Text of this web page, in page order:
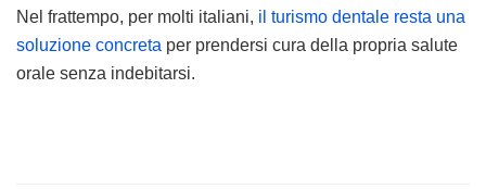
Nel frattempo, per molti italiani, il turismo dentale resta una
soluzione concreta per prendersi cura della propria salute
orale senza indebitarsi.